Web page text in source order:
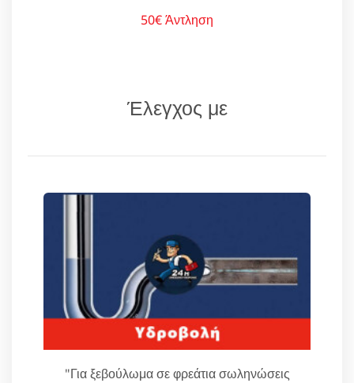
50€ Άντληση
Έλεγχος με
"Για ξεβούλωμα σε φρεάτια σωληνώσεις